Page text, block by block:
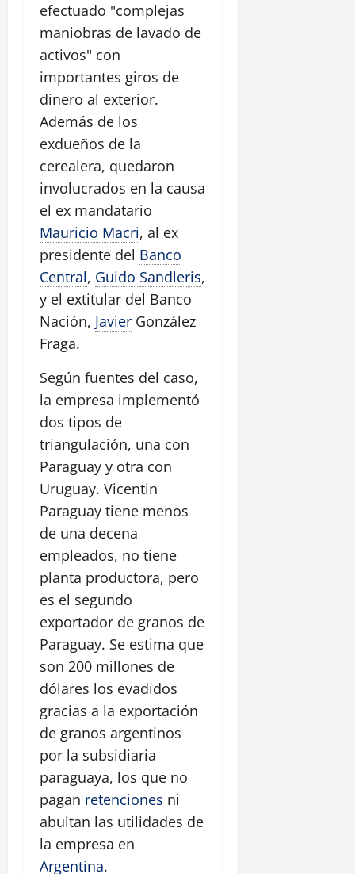
efectuado "complejas
maniobras de lavado de
activos" con
importantes giros de
dinero al exterior.
Además de los
exdueños de la
cerealera, quedaron
involucrados en la causa
el ex mandatario
Mauricio Macri, al ex
presidente del Banco
Central, Guido Sandleris,
y el extitular del Banco
Nación, Javier González
Fraga.
Según fuentes del caso,
la empresa implementó
dos tipos de
triangulación, una con
Paraguay y otra con
Uruguay. Vicentin
Paraguay tiene menos
de una decena
empleados, no tiene
planta productora, pero
es el segundo
exportador de granos de
Paraguay. Se estima que
son 200 millones de
dólares los evadidos
gracias a la exportación
de granos argentinos
por la subsidiaria
paraguaya, los que no
pagan retenciones ni
abultan las utilidades de
la empresa en
Argentina.